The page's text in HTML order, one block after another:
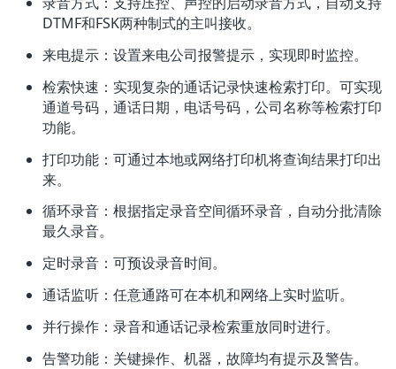
DTMF和FSK两种制式的主叫接收。
来电提示：设置来电公司报警提示，实现即时监控。
检索快速：实现复杂的通话记录快速检索打印。可实现
通道号码，通话日期，电话号码，公司名称等检索打印
功能。
打印功能：可通过本地或网络打印机将查询结果打印出
来。
循环录音：根据指定录音空间循环录音，自动分批清除
最久录音。
定时录音：可预设录音时间。
通话监听：任意通路可在本机和网络上实时监听。
并行操作：录音和通话记录检索重放同时进行。
告警功能：关键操作、机器，故障均有提示及警告。